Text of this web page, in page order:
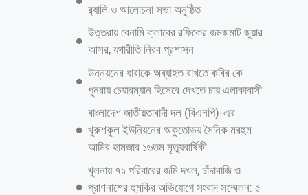
র‍্যালি ও আলোচনা সভা অনুষ্ঠিত
উত্তরায় বেনামি ক্লাবের রফিকের জমজমাট জুয়ার
আসর, যথারীতি নিরব প্রশাসন
উন্নয়নের ধারাকে অব্যাহত রাখতে কবির কে
পুনরায় চেয়ারম্যান হিসেবে দেখতে চায় এলাকাবাসী
বাংলাদেশ জাতীয়তাবাদী দল (বিএনপি)-এর
খুরুশকুল ইউনিয়নের অকুতোভয় সৈনিক মরহুম
আমির হামজার ১৬তম মৃত্যুবার্ষিকী
খুলনায় ৭১ পরিবারের জমি দখল, চাঁদাবাজি ও
প্রাণনাশের হুমকির অভিযোগে সংবাদ সম্মেলন: ৫